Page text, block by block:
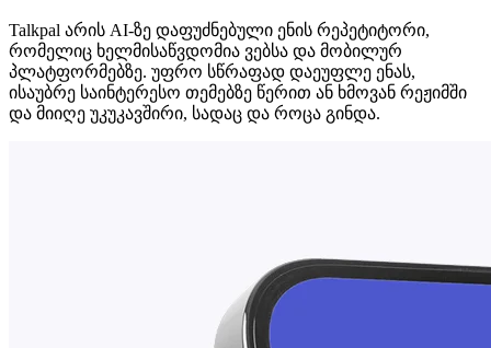
Talkpal არის AI-ზე დაფუძნებული ენის რეპეტიტორი,
რომელიც ხელმისაწვდომია ვებსა და მობილურ
პლატფორმებზე. უფრო სწრაფად დაეუფლე ენას,
ისაუბრე საინტერესო თემებზე წერით ან ხმოვან რეჟიმში
და მიიღე უკუკავშირი, სადაც და როცა გინდა.